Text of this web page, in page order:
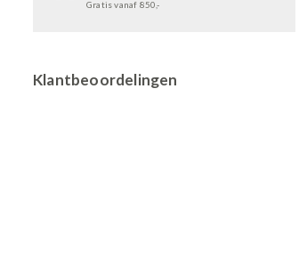
Gratis vanaf 850,-
Klantbeoordelingen